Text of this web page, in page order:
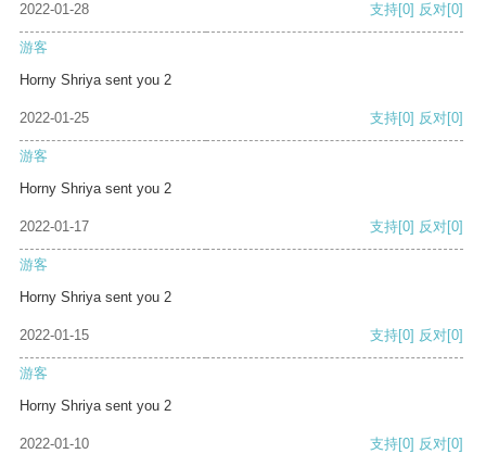
2022-01-28 支持[0] 反对[0]
游客
Horny Shriya sent you 2
2022-01-25 支持[0] 反对[0]
游客
Horny Shriya sent you 2
2022-01-17 支持[0] 反对[0]
游客
Horny Shriya sent you 2
2022-01-15 支持[0] 反对[0]
游客
Horny Shriya sent you 2
2022-01-10 支持[0] 反对[0]